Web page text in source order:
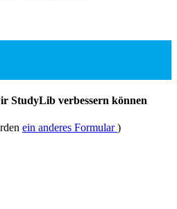
StudyLib verbessern können
ein anderes Formular)